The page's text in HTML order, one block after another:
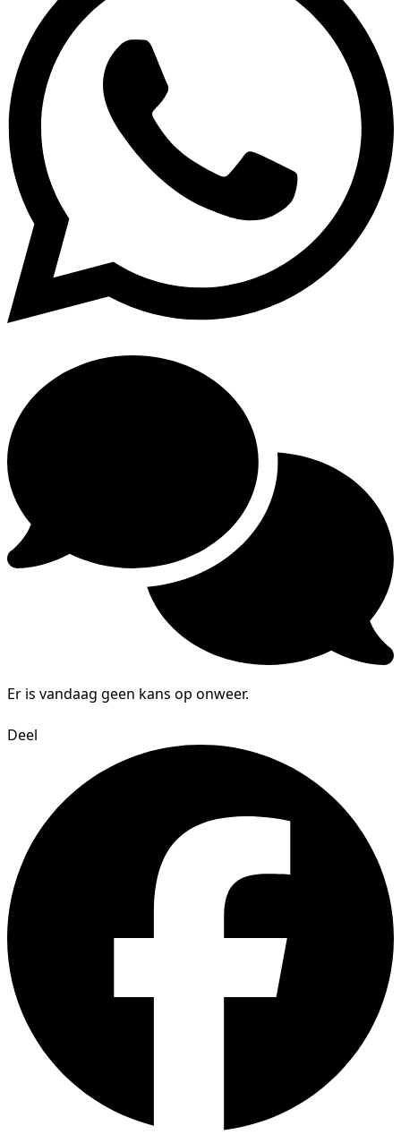
Er is vandaag geen kans op onweer.
Deel